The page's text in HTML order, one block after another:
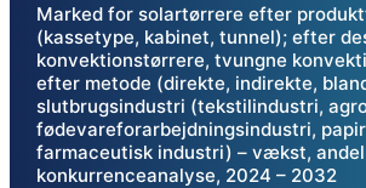
Marked for solartørrere efter
(kassetype, kabinet, tunnel); efter
konvektionstørrere, tvungne
efter metode (direkte, indirekte,
slutbrugsindustri (tekstilindustri,
fødevareforarbejdningsindustri,
farmaceutisk industri) – vækst,
konkurrenceanalyse, 2024 – 2032